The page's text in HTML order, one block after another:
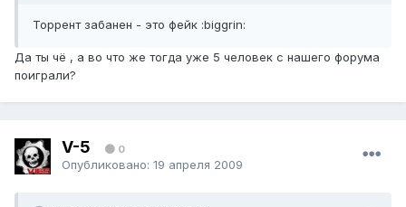
Торрент забанен - это фейк :biggrin:
Да ты чё , а во что же тогда уже 5 человек с нашего форума
поиграли?
V-5 0
Опубликовано: 19 апреля 2009